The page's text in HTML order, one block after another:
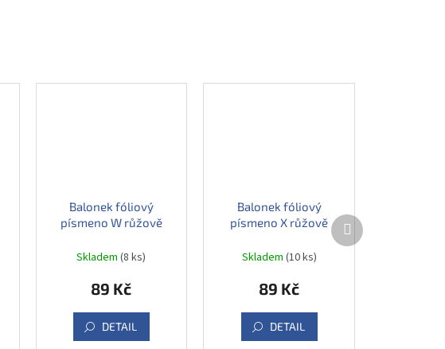
Balonek fóliový
písmeno W růžově
Skladem(8 ks)
89 Kč
DETAIL
Balonek fóliový
písmeno X růžově
Skladem (10 ks)
89 Kč
DETAIL
Další
produkt